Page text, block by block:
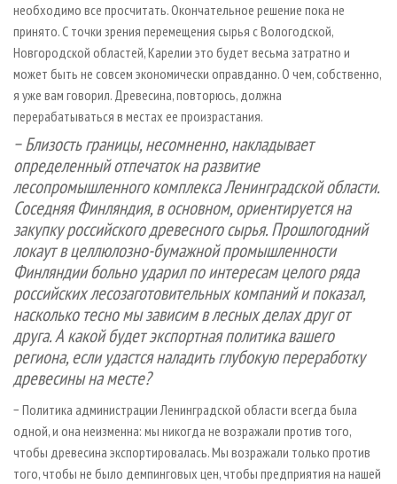
необходимо все просчитать. Окончательное решение пока не
принято. С точки зрения перемещения сырья с Вологодской,
Новгородской областей, Карелии это будет весьма затратно и
может быть не совсем экономически оправданно. О чем, собственно,
я уже вам говорил. Древесина, повторюсь, должна
перерабатываться в местах ее произрастания.
− Близость границы, несомненно, накладывает
определенный отпечаток на развитие
лесопромышленного комплекса Ленинградской области.
Соседняя Финляндия, в основном, ориентируется на
закупку российского древесного сырья. Прошлогодний
локаут в целлюлозно-бумажной промышленности
Финляндии больно ударил по интересам целого ряда
российских лесозаготовительных компаний и показал,
насколько тесно мы зависим в лесных делах друг от
друга. А какой будет экспортная политика вашего
региона, если удастся наладить глубокую переработку
древесины на месте?
− Политика администрации Ленинградской области всегда была
одной, и она неизменна: мы никогда не возражали против того,
чтобы древесина экспортировалась. Мы возражали только против
того, чтобы не было демпинговых цен, чтобы предприятия на нашей